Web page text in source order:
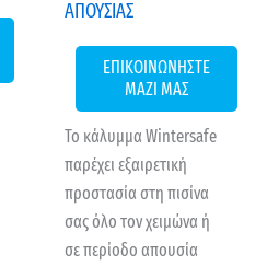
ΑΠΟΥΣΙΑΣ
ΕΠΙΚΟΙΝΩΝΗΣΤΕ
ΜΑΖΙ ΜΑΣ
Το κάλυμμα Wintersafe
παρέχει εξαιρετική
προστασία στη πισίνα
σας όλο τον χειμώνα ή
σε περίοδο απουσία